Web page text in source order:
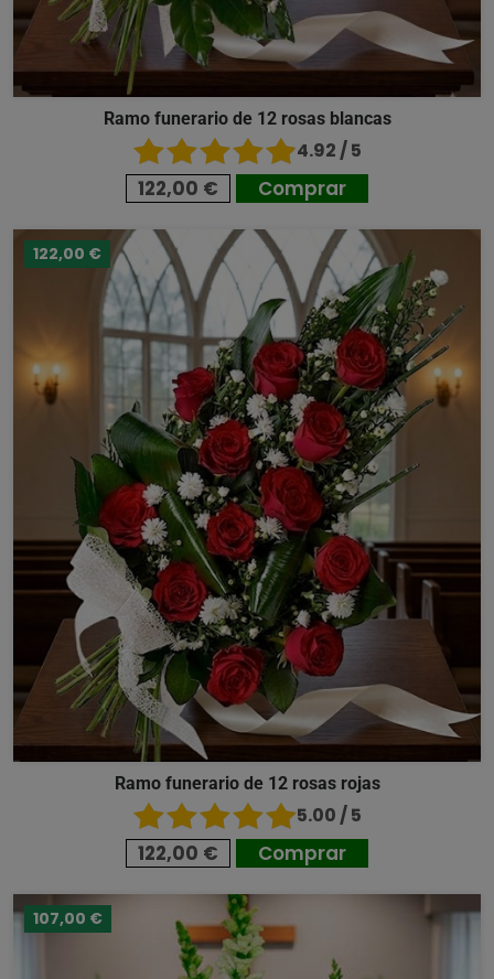
Ramo funerario de 12 rosas blancas
4.92 / 5
122,00 € Comprar
122,00 €
Ramo funerario de 12 rosas rojas
5.00 / 5
122,00 € Comprar
107,00 €